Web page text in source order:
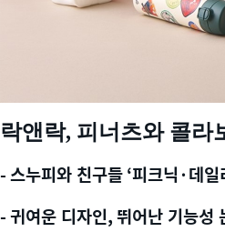
락앤락, 피너츠와 콜라
-스누피와 친구들‘피크닉·데일
-귀여운 디자인,뛰어난 기능성